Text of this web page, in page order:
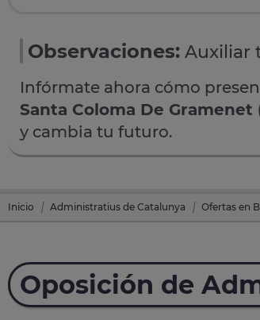
Observaciones: Auxiliar
Infórmate ahora cómo
Santa Coloma De Gramenet
y cambia tu futuro.
Inicio Administratius de Catalunya Ofertas en
Oposición de